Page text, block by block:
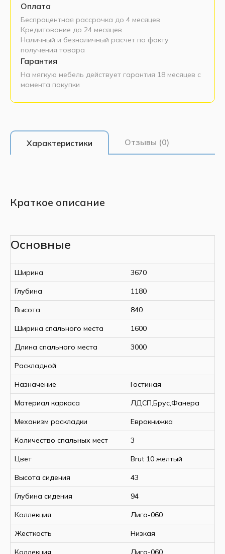
Оплата
Беспроцентная рассрочка до 4 месяцев
Кредитование до 24 месяцев
Наличный и безналичный расчет по факту
получения товара
Гарантия
На мягкую мебель действует гарантия 18 месяцев с
момента покупки
Характеристики Отзывы (0)
Краткое описание
Основные
Ширина 3670
Глубина 1180
Высота 840
Ширина спального места 1600
Длина спального места 3000
Раскладной
Назначение Гостиная
Материал каркаса ЛДСП,Брус,Фанера
Механизм раскладки Еврокнижка
Количество спальных мест 3
Цвет Brut 10 желтый
Высота сидения 43
Глубина сидения 94
Коллекция Лига-060
Жесткость Низкая
Коллекция Лига-060